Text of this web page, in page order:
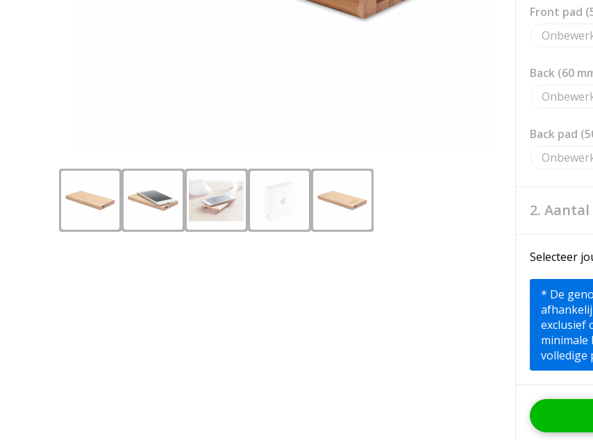
Front pad
Back (60
Back pad
2.
Selecteer
* De
exclusief
minimale
volledige